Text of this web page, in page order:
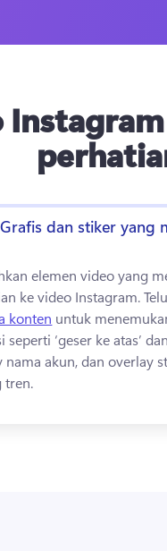
Grafis dan stiker yang
elemen video yang
ke video Instagram.
konten untuk
seperti ‘geser ke atas’
nama akun, dan overlay
tren.